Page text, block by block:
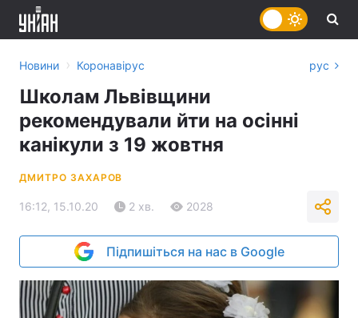
Новини › Коронавірус рус
Школам Львівщини
рекомендували йти на осінні
канікули з 19 жовтня
ДМИТРО ЗАХАРОВ
16:12, 15.10.20 2 хв. 2028
Підпишіться на нас в Google